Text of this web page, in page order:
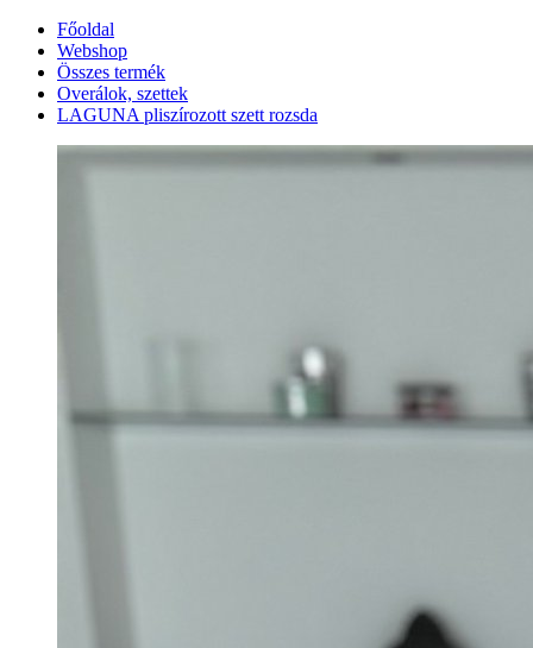
Főoldal
Webshop
Összes termék
Overálok, szettek
LAGUNA pliszírozott szett rozsda